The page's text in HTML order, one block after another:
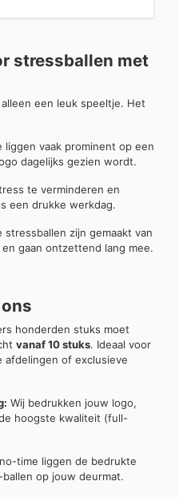
stressballen met
een leuk speeltje. Het
vaak prominent op een
dagelijks gezien wordt.
te verminderen en
een drukke werkdag.
stressballen zijn gemaakt van
gaan ontzettend lang mee.
honderden stuks moet
vanaf 10 stuks. Ideaal voor
afdelingen of exclusieve
Wij bedrukken jouw logo,
hoogste kwaliteit (full-
time liggen de bedrukte
op jouw deurmat.